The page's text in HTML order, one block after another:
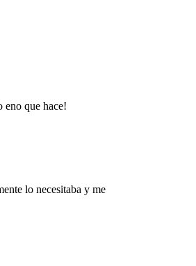
eno que hace!
lo necesitaba y me